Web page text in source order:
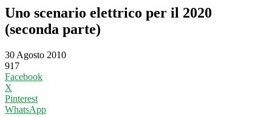
Uno scenario elettrico per il 2020
(seconda parte)
30 Agosto 2010
917
Facebook
X
Pinterest
WhatsApp